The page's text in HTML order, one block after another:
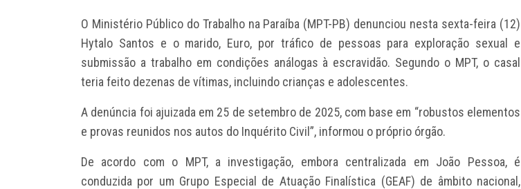
O Ministério Público do Trabalho na Paraíba (MPT-PB) denunciou nesta sexta-feira (12)
Hytalo Santos e o marido, Euro, por tráfico de pessoas para exploração sexual e
submissão a trabalho em condições análogas à escravidão. Segundo o MPT, o casal
teria feito dezenas de vítimas, incluindo crianças e adolescentes.
A denúncia foi ajuizada em 25 de setembro de 2025, com base em “robustos elementos
e provas reunidos nos autos do Inquérito Civil”, informou o próprio órgão.
De acordo com o MPT, a investigação, embora centralizada em João Pessoa, é
conduzida por um Grupo Especial de Atuação Finalística (GEAF) de âmbito nacional,